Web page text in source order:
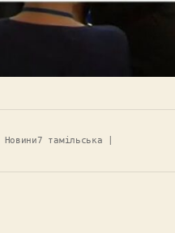
тамільська |